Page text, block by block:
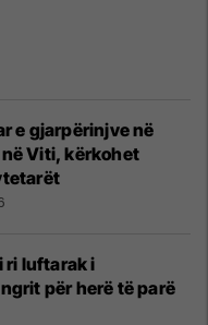
e gjarpërinjve në
Viti, kërkohet
ri luftarak i
për herë të parë